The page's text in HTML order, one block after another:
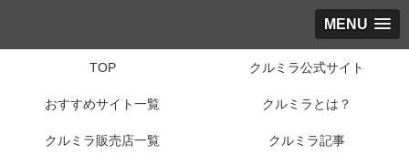
MENU
TOP クルミラ公式サイト
おすすめサイト一覧 クルミラとは？
クルミラ販売店一覧 クルミラ記事